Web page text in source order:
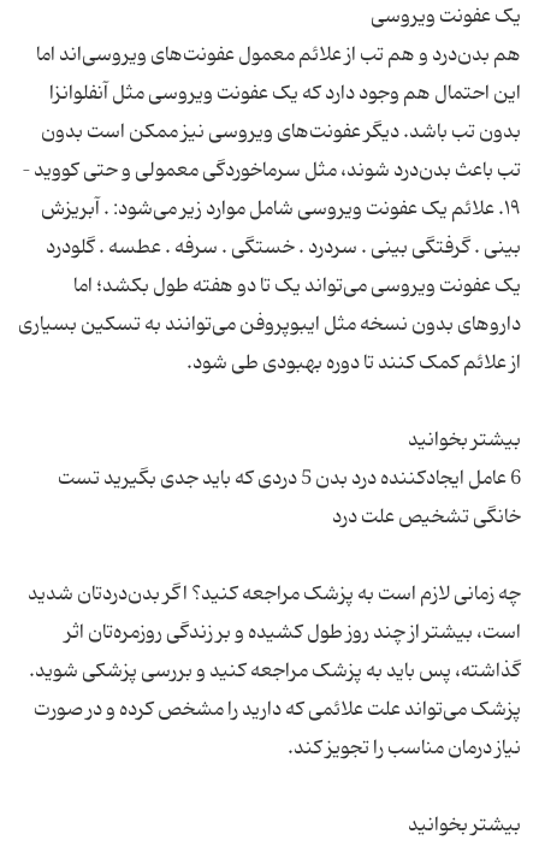
هم بدن‌درد و هم تب از علائم معمول عفونت‌های ویروسی‌اند اما
این احتمال هم وجود دارد که یک عفونت ویروسی مثل آنفلوانزا
بدون تب باشد. دیگر عفونت‌های ویروسی نیز ممکن است بدون
تب باعث بدن‌درد شوند، مثل سرماخوردگی معمولی و حتی کووید –
۱۹. علائم یک عفونت ویروسی شامل موارد زیر می‌شود: . آبریزش
بینی . گرفتگی بینی . سردرد . خستگی . سرفه . عطسه . گلودرد
یک عفونت ویروسی می‌تواند یک تا دو هفته طول بکشد؛ اما
داروهای بدون نسخه مثل ایبوپروفن می‌توانند به تسکین بسیاری
6 عامل ایجادکننده درد بدن 5 دردی که باید جدی بگیرید تست
چه زمانی لازم است به پزشک مراجعه کنید؟ اگر بدن‌دردتان شدید
است، بیشتر از چند روز طول کشیده و بر زندگی روزمره‌تان اثر
گذاشته، پس باید به پزشک مراجعه کنید و بررسی پزشکی شوید.
پزشک می‌تواند علت علائمی که دارید را مشخص کرده و در صورت